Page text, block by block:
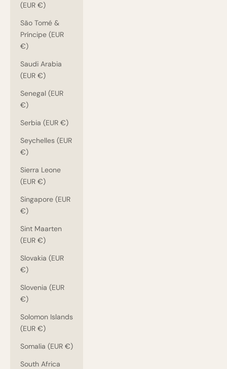
(EUR €)
São Tomé &
Príncipe (EUR
€)
Saudi Arabia
(EUR €)
Senegal (EUR
€)
Serbia (EUR €)
Seychelles (EUR
€)
Sierra Leone
(EUR €)
Singapore (EUR
€)
Sint Maarten
(EUR €)
Slovakia (EUR
€)
Slovenia (EUR
€)
Solomon Islands
(EUR €)
Somalia (EUR €)
South Africa